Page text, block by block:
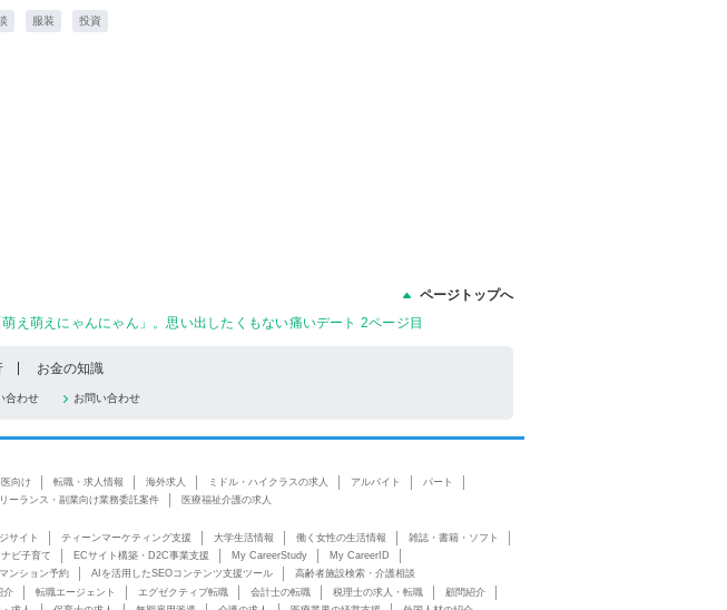
服装 投資
ページトップへ
萌え萌えにゃんにゃん」。思い出したくもない痛いデート 2ページ目
お金の知識
合わせ お問い合わせ
向け 転職・求人情報 海外求人 ミドル・ハイクラスの求人 アルバイト
パート
ーランス・副業向け業務委託案件
医療福祉介護の求人
サイト ティーンマーケティング支援 大学生活情報 働く女性の生活情報
雑誌・書籍・ソフト
ビ子育て ECサイト構築・D2C事業支援 My CareerStudy
My CareerID
ンション予約 AIを活用したSEOコンテンツ支援ツール
高齢者施設検索・介護相談
介 転職エージェント エグゼクティブ転職 会計士の転職 税理士の求人・転職
顧問紹介